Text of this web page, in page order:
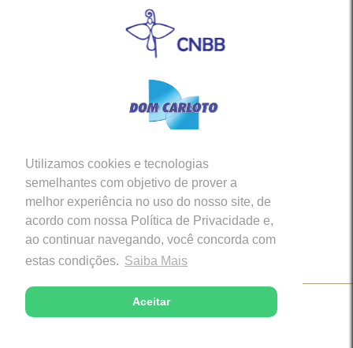
Utilizamos cookies e tecnologias
semelhantes com objetivo de prover a
melhor experiência no uso do nosso site, de
acordo com nossa Política de Privacidade e,
ao continuar navegando, você concorda com
estas condições. Saiba Mais
Aceitar
Siga-nos em nossas Redes Sociais
Copyright © 2026 - Diocese de Caratinga (MG)